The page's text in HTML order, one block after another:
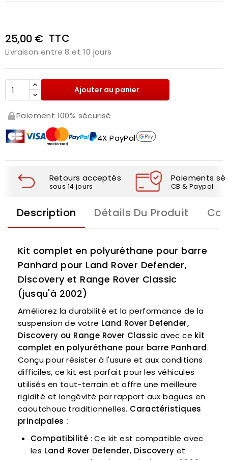
25,00 € TTC
Livraison entre 8 et 10 jours
Ajouter au panier
Paiement 100% sécurisé
4X PayPal
Retours acceptés
sous 14 jours
Paiements
CB & Paypal
Description Détails Du Produit
Kit complet en polyuréthane pour barre
Panhard pour Land Rover Defender,
Discovery et Range Rover Classic
(jusqu'à 2002)
Améliorez la durabilité et la performance de la
suspension de votre Land Rover Defender,
Discovery ou Range Rover Classic avec ce kit
complet en polyuréthane pour barre Panhard.
Conçu pour résister à l'usure et aux conditions
difficiles, ce kit est parfait pour les véhicules
utilisés en tout-terrain et offre une meilleure
rigidité et longévité par rapport aux bagues en
caoutchouc traditionnelles. Caractéristiques
principales :
Compatibilité : Ce kit est compatible avec
les Land Rover Defender, Discovery et